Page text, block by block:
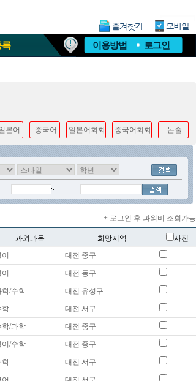
록 이용방법 로그인
본어 중국어 일본어회화 중국어회화 논술
+ 로그인 후 과외비 조회가능
과외과목 희망지역
사진
어 대전 중구
어 대전 동구
학/수학 대전 유성구
학 대전 서구
학/과학 대전 중구
어/수학 대전 중구
학 대전 서구